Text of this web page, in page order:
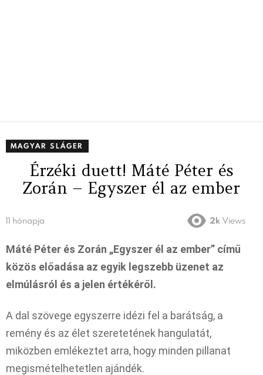
MAGYAR SLÁGER
Érzéki duett! Máté Péter és
Zorán – Egyszer él az ember
11 hónapja 2k Views
Máté Péter és Zorán „Egyszer él az ember” című
közös előadása az egyik legszebb üzenet az
elmúlásról és a jelen értékéről.
A dal szövege egyszerre idézi fel a barátság, a
remény és az élet szeretetének hangulatát,
miközben emlékeztet arra, hogy minden pillanat
megismételhetetlen ajándék.